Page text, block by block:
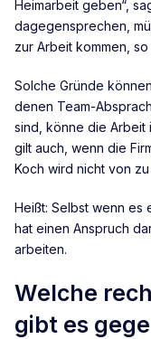
Heimarbeit geben“,
dagegensprechen,
zur Arbeit kommen,
Solche Gründe
denen Team-
sind, könne die Arbeit
gilt auch, wenn die
Koch wird nicht von
Heißt: Selbst wenn es
hat einen Anspruch
arbeiten.
Welche
gibt es